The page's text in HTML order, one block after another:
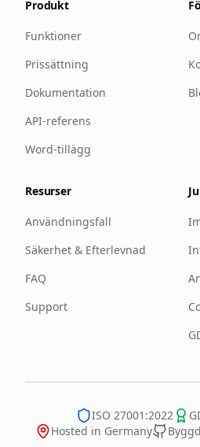
Produkt
Funktioner
Prissättning
Dokumentation
API-referens
Word-tillägg
Resurser
Användningsfall
Säkerhet & Efterlevnad
FAQ
Support
ISO 27001:2022
Hosted in Germany